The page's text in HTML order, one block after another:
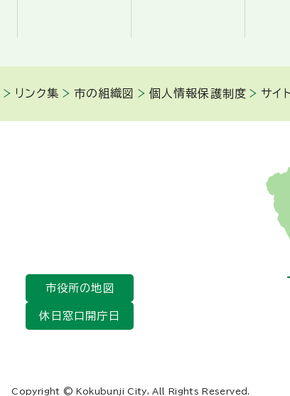
リンク集 市の組織図 個人情報保護制度 サイ
市役所の地図
休日窓口開庁日
Copyright © Kokubunji City, All Rights Reserved.